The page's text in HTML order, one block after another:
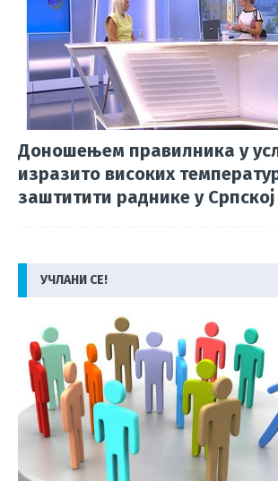
Доношењем правилника у
изразито високих
заштитити раднике у
УЧЛАНИ СЕ!